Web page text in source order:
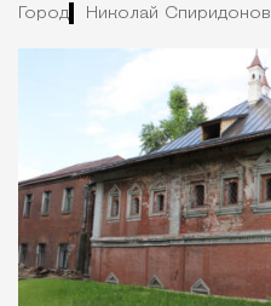
Город Николай Спиридонов